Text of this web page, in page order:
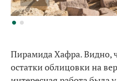
Пирамида Хафра. Видно,
остатки облицовки на